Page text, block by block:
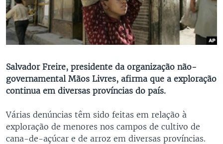
Salvador Freire, presidente da organização não-
governamental Mãos Livres, afirma que a exploração
continua em diversas províncias do país.
Várias denúncias têm sido feitas em relação à
exploração de menores nos campos de cultivo de
cana-de-açúcar e de arroz em diversas províncias.